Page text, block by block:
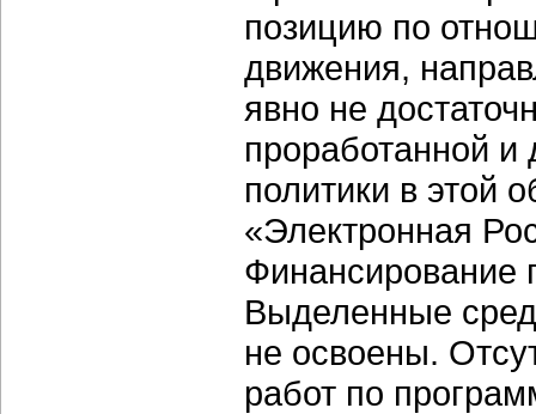
позицию по
движения,
явно не
проработанной и
политики в этой
«Электронная
Финансирование
Выделенные
не освоены.
работ по